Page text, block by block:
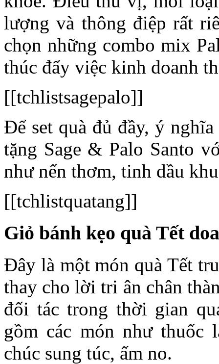
lượng và thông điệp rất
chọn những combo mix
thúc đẩy việc kinh doanh
[[tchlistsagepalo]]
Để set quà đủ đầy, ý
tặng Sage & Palo Santo
như nến thơm, tinh dầu
[[tchlistquatang]]
Giỏ bánh kẹo quà Tết
Đây là một món quà Tết
thay cho lời tri ân chân
đối tác trong thời gian
gồm các món như
chúc sung túc, ấm no.